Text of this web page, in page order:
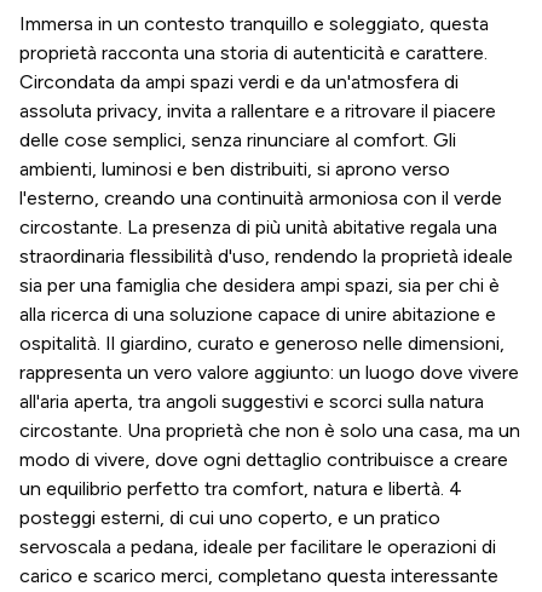
Immersa in un contesto tranquillo e soleggiato, questa
proprietà racconta una storia di autenticità e carattere.
Circondata da ampi spazi verdi e da un'atmosfera di
assoluta privacy, invita a rallentare e a ritrovare il piacere
delle cose semplici, senza rinunciare al comfort. Gli
ambienti, luminosi e ben distribuiti, si aprono verso
l'esterno, creando una continuità armoniosa con il verde
circostante. La presenza di più unità abitative regala una
straordinaria flessibilità d'uso, rendendo la proprietà ideale
sia per una famiglia che desidera ampi spazi, sia per chi è
alla ricerca di una soluzione capace di unire abitazione e
ospitalità. Il giardino, curato e generoso nelle dimensioni,
rappresenta un vero valore aggiunto: un luogo dove vivere
all'aria aperta, tra angoli suggestivi e scorci sulla natura
circostante. Una proprietà che non è solo una casa, ma un
modo di vivere, dove ogni dettaglio contribuisce a creare
un equilibrio perfetto tra comfort, natura e libertà. 4
posteggi esterni, di cui uno coperto, e un pratico
servoscala a pedana, ideale per facilitare le operazioni di
carico e scarico merci, completano questa interessante